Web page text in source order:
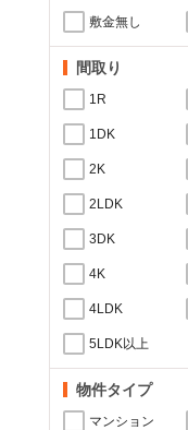
敷金無し
間取り
1R
1DK
2K
2LDK
3DK
4K
4LDK
5LDK以上
物件タイプ
マンション